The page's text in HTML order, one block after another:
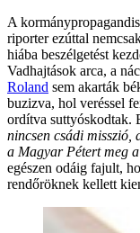
A
riporter ezúttal
hiába beszélgetést
Vadhajtások arca, a
Roland sem akarták
buzizva, hol veréssel
ordítva suttyóskodtak.
nincsen csádi misszió,
a Magyar Pétert meg
egészen odáig fajult,
rendőröknek kellett